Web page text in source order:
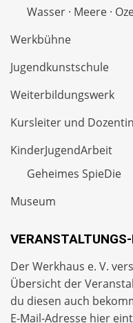
Wasser · Meere ·
Werkbühne
Jugendkunstschule
Weiterbildungswerk
Kursleiter und
KinderJugendArbeit
Geheimes SpieDie
Museum
Der Werkhaus e. V.
Übersicht der
du diesen auch
E-Mail-Adresse hier